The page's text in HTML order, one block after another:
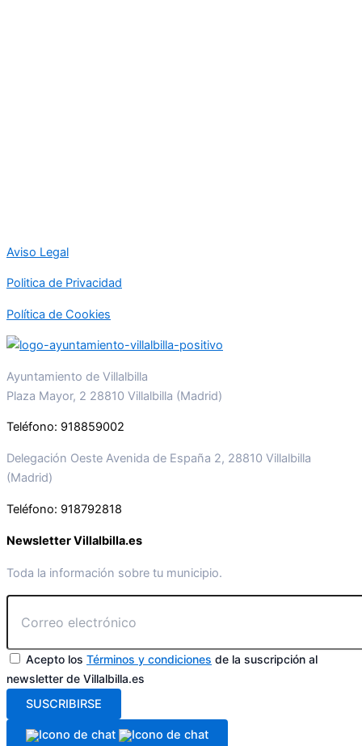
Aviso Legal
Politica de Privacidad
Política de Cookies
Ayuntamiento de Villalbilla
Plaza Mayor, 2 28810 Villalbilla (Madrid)
Teléfono: 918859002
Delegación Oeste Avenida de España 2, 28810 Villalbilla
(Madrid)
Teléfono: 918792818
Newsletter Villalbilla.es
Toda la información sobre tu municipio.
Acepto los Términos y condiciones de la suscripción al
newsletter de Villalbilla.es
SUSCRIBIRSE